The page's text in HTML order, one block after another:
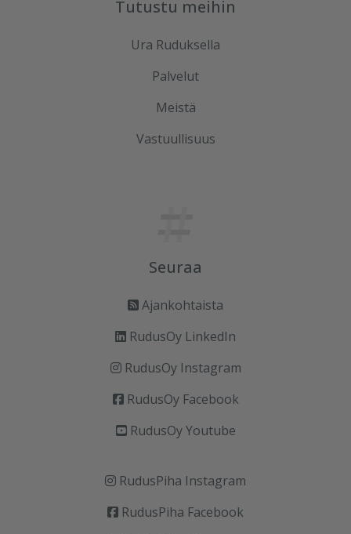
Tutustu meihin
Ura Ruduksella
Palvelut
Meistä
Vastuullisuus
Seuraa
Ajankohtaista
RudusOy LinkedIn
RudusOy Instagram
RudusOy Facebook
RudusOy Youtube
RudusPiha Instagram
RudusPiha Facebook